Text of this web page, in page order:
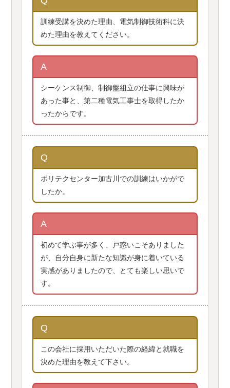
訓練受講を決めた理由、電気制御技術科に決
めた理由を教えてください。
A
シーケンス制御、制御盤組立の仕事に興味が
あった事と、第二種電気工事士を取得したか
ったからです。
Q
ポリテクセンター加古川での訓練はいかがで
したか。
A
初めて学ぶ事が多く、戸惑いこそありました
が、自分自身に新たな知識が身に着いている
実感がありましたので、とても楽しい思いで
す。
Q
この会社に採用いただいた際の経緯と就職を
決めた理由を教えて下さい。